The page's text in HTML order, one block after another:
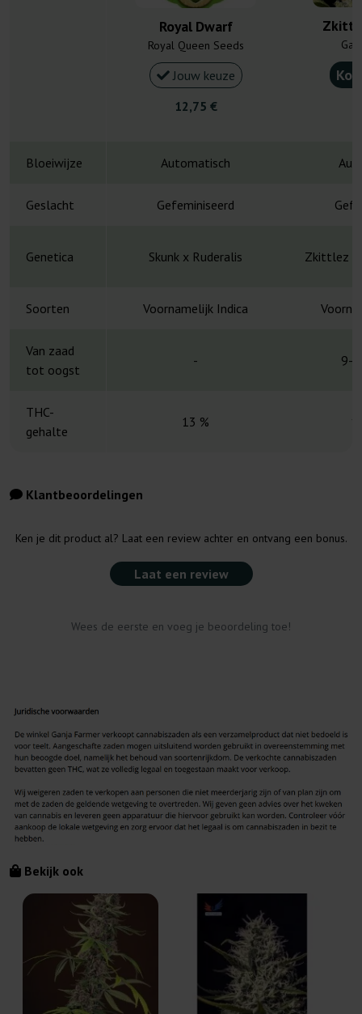
Royal Dwarf
Royal Queen Seeds
Jouw keuze
12,75 €
Bloeiwijze Automatisch
Geslacht Gefeminiseerd
Genetica Skunk x Ruderalis Zkittlez x
Soorten Voornamelijk Indica
Van zaad
tot oogst
- 9-
THC-
gehalte
13 %
Klantbeoordelingen
Ken je dit product al? Laat een review achter en ontvang een bonus.
Laat een review
Wees de eerste en voeg je beoordeling toe!
Bekijk ook